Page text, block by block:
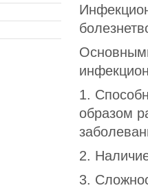
1.
образом
2.
3.